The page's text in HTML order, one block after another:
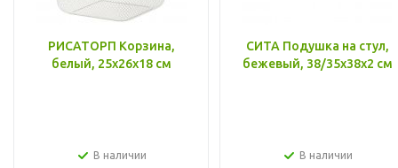
РИСАТОРП Корзина,
белый, 25x26x18 см
В наличии
СИТА Подушка на стул,
бежевый, 38/35x38x2 см
В наличии